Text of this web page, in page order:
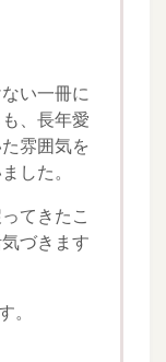
い一冊に
、長年愛
雰囲気を
した。
てきたこ
づきます
。